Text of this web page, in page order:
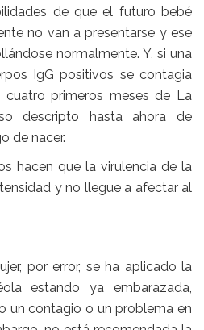
de que el futuro bebé
no van a presentarse y ese
normalmente. Y, si una
IgG positivos se contagia
primeros meses de La
descripto hasta ahora de
de nacer.
hacen que la virulencia de la
y no llegue a afectar al
por error, se ha aplicado la
estando ya embarazada,
un contagio o un problema en